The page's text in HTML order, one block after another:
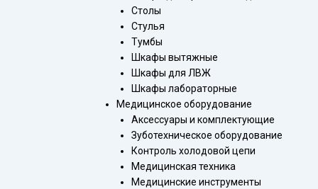
Столы
Стулья
Тумбы
Шкафы вытяжные
Шкафы для ЛВЖ
Шкафы лабораторные
Медицинское оборудование
Аксессуары и комплектующие
Зуботехническое оборудование
Контроль холодовой цепи
Медицинская техника
Медицинские инструменты